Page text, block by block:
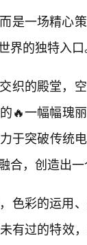
是一场精心
界的独特入口
织的殿堂，
🔥一幅幅瑰
于突破传统
，创造出一
色彩的运用
有过的特效